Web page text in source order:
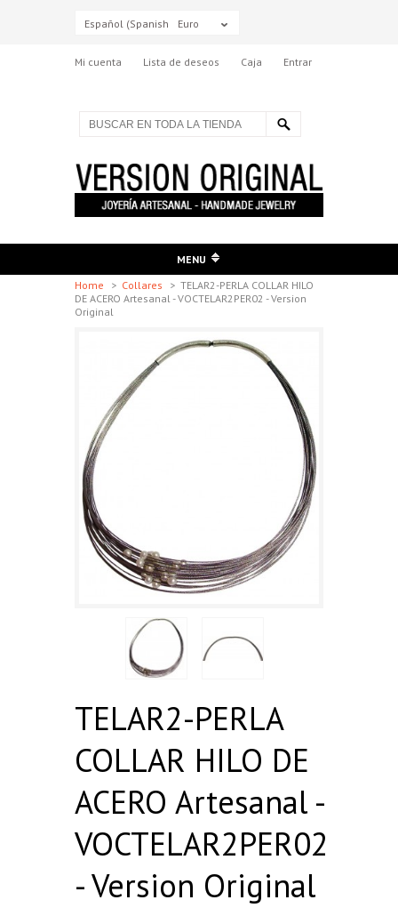
Español (Spanish) Euro
Mi cuenta Lista de deseos Caja Entrar
MENU
Home
> Collares > TELAR2-PERLA COLLAR HILO
DE ACERO Artesanal - VOCTELAR2PER02 - Version
Original
TELAR2-PERLA
COLLAR HILO DE
ACERO Artesanal -
VOCTELAR2PER02
- Version Original